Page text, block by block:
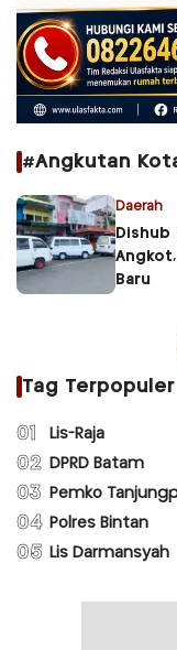
#Angkutan
Daerah
Dishub
Baru
Tag Terpopuler
01 Lis-Raja
02 DPRD Batam
03 Pemko
04 Polres Bintan
05 Lis Darmansyah